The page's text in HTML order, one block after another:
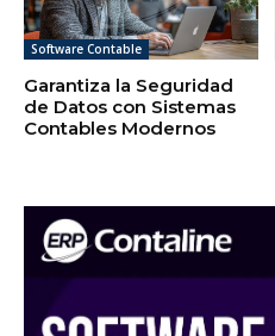
Software Contable
Garantiza la Seguridad
de Datos con Sistemas
Contables Modernos